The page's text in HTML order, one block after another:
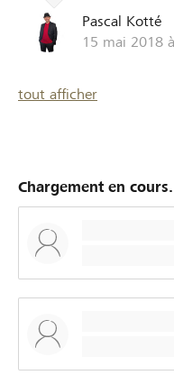
sont visiblement plus
faut croire. Pour la technologie, effectivement, elle
consomme
Oui, je suis d'accord,
Pascal Kotté
15 mai 2018
tout afficher
Chargement en